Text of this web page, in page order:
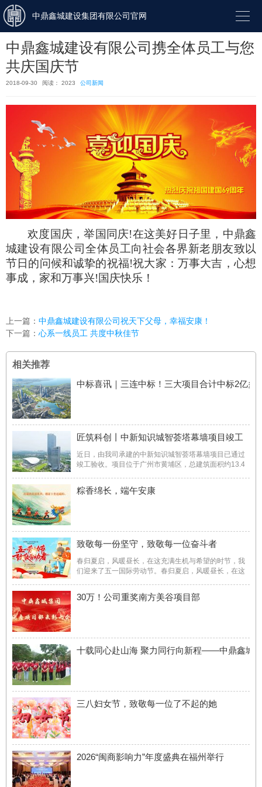
中鼎鑫城建设集团有限公司官网 
中鼎鑫城建设有限公司携全体员工与您
共庆国庆节
2018-09-30 阅读： 2023 公司新闻
欢度国庆，举国同庆!在这美好日子里， 中鼎鑫
城建设有限公司全体员工向社会各界新老朋友致以
节日的问候和诚挚的祝福!祝大家 ：万事大吉，心想
事成，家和万事兴!国庆快乐 ！
上一篇： 中鼎鑫城建设有限公司祝天下父母，幸福安康！
下一篇： 心系一线员工 共度中秋佳节
相关推荐
中标喜讯｜三连中标！三大项目合计中标2亿多
匠筑科创丨中新知识城智荟塔幕墙项目竣工
近日，由我司承建的中新知识城智荟塔幕墙项目已通过
竣工验收。项目位于广州市黄埔区，总建筑面积约13.4
建成后将依托中新合作机遇，创建集商业办公、文化旅
游、品质旅居、健康休闲一体的城市新名片，打造国际
粽香绵长，端午安康
致敬每一份坚守，致敬每一位奋斗者
春归夏启，风暖昼长，在这充满生机与希望的时节，我
们迎来了五一国际劳动节。春归夏启，风暖昼长，在这
世间所有的美好，皆由劳动者的双手浇灌而成。中鼎鑫
城向坚守岗位、奋力拼搏的每一位劳动者，致以最诚挚
30万！公司重奖南方美谷项目部
十载同心赴山海 聚力同行向新程——中鼎鑫城
三八妇女节，致敬每一位了不起的她
2026“闽商影响力”年度盛典在福州举行